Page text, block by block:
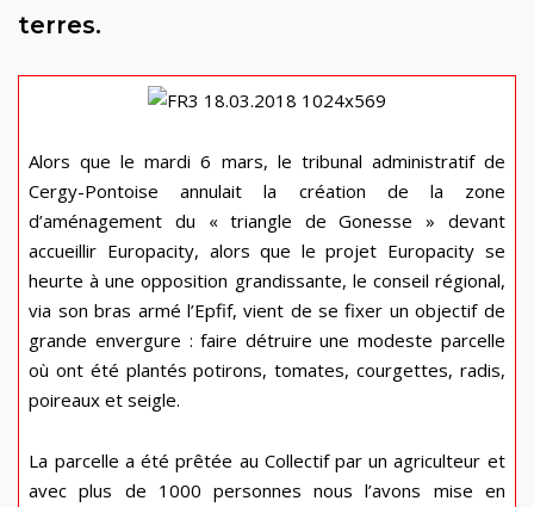
terres.
Alors que le mardi 6 mars, le tribunal administratif de
Cergy-Pontoise annulait la création de la zone
d’aménagement du « triangle de Gonesse » devant
accueillir Europacity, alors que le projet Europacity se
heurte à une opposition grandissante, le conseil régional,
via son bras armé l’Epfif, vient de se fixer un objectif de
grande envergure : faire détruire une modeste parcelle
où ont été plantés potirons, tomates, courgettes, radis,
poireaux et seigle.
La parcelle a été prêtée au Collectif par un agriculteur et
avec plus de 1000 personnes nous l’avons mise en